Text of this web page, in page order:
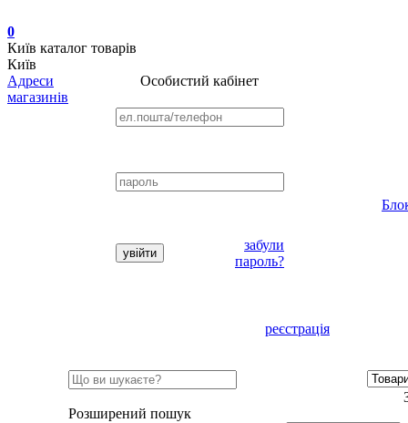
0
Київ каталог товарів
Київ
Адреси
магазинів
Особистий кабінет
забули
пароль?
реєстрація
Розширений пошук